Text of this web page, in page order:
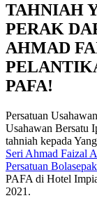
TAHNIAH
PERAK
AHMAD
PAFA!
Persatuan
Usahawan Bersatu
tahniah kepada
Seri Ahmad Faizal
Persatuan
PAFA di Hotel
2021.